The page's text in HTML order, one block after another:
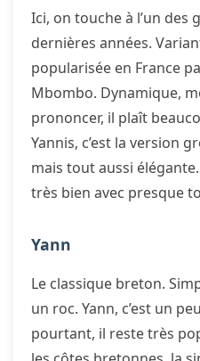
Ici, on touche à l’un des
dernières années.
popularisée en France
Mbombo. Dynamique,
prononcer, il plaît
Yannis, c’est la version
mais tout aussi
très bien avec presque
Yann
Le classique breton.
un roc. Yann, c’est un
pourtant, il reste très